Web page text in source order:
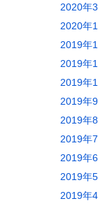
2020年
2020年
2019年
2019年
2019年
2019年
2019年
2019年
2019年
2019年
2019年